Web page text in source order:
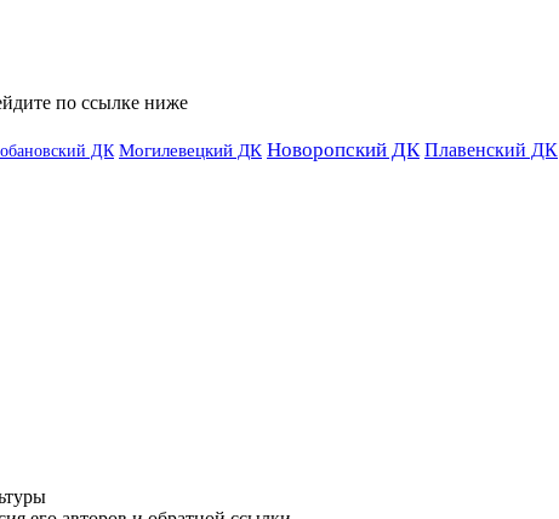
по ссылке ниже
ДК Могилевецкий ДК Новоропский ДК Плавенский ДК